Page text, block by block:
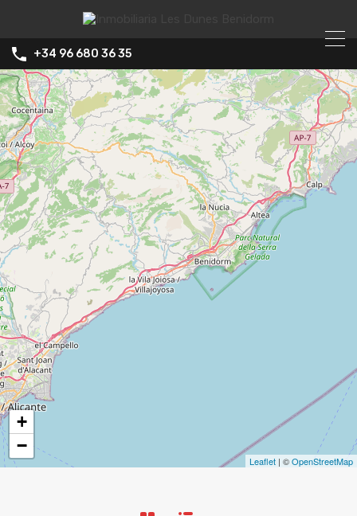
+34 96 680 36 35
+
−
Leaflet | ©OpenStreetMap